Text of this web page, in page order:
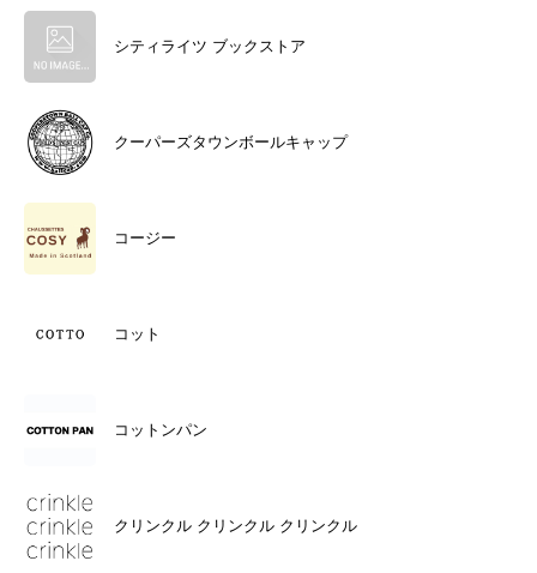
シティライツ ブックストア
クーパーズタウンボールキャップ
コージー
コット
コットンパン
クリンクル クリンクル クリンクル